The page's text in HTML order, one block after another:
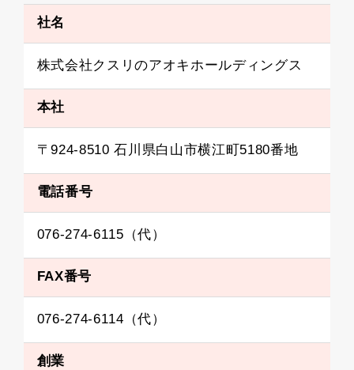
社名
株式会社クスリのアオキホールディングス
本社
〒924-8510 石川県白山市横江町5180番地
電話番号
076-274-6115（代）
FAX番号
076-274-6114（代）
創業